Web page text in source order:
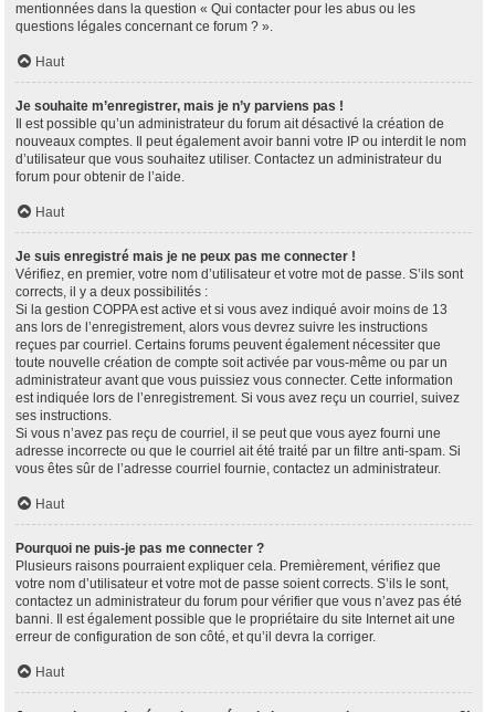
mentionnées dans la question « Qui contacter pour les abus ou les
questions légales concernant ce forum ? ».
Haut
Je souhaite m’enregistrer, mais je n’y parviens pas !
Il est possible qu’un administrateur du forum ait désactivé la création de
nouveaux comptes. Il peut également avoir banni votre IP ou interdit le nom
d’utilisateur que vous souhaitez utiliser. Contactez un administrateur du
forum pour obtenir de l’aide.
Haut
Je suis enregistré mais je ne peux pas me connecter !
Vérifiez, en premier, votre nom d’utilisateur et votre mot de passe. S’ils sont
corrects, il y a deux possibilités :
Si la gestion COPPA est active et si vous avez indiqué avoir moins de 13
ans lors de l’enregistrement, alors vous devrez suivre les instructions
reçues par courriel. Certains forums peuvent également nécessiter que
toute nouvelle création de compte soit activée par vous-même ou par un
administrateur avant que vous puissiez vous connecter. Cette information
est indiquée lors de l’enregistrement. Si vous avez reçu un courriel, suivez
ses instructions.
Si vous n’avez pas reçu de courriel, il se peut que vous ayez fourni une
adresse incorrecte ou que le courriel ait été traité par un filtre anti-spam. Si
vous êtes sûr de l’adresse courriel fournie, contactez un administrateur.
Haut
Pourquoi ne puis-je pas me connecter ?
Plusieurs raisons pourraient expliquer cela. Premièrement, vérifiez que
votre nom d’utilisateur et votre mot de passe soient corrects. S’ils le sont,
contactez un administrateur du forum pour vérifier que vous n’avez pas été
banni. Il est également possible que le propriétaire du site Internet ait une
erreur de configuration de son côté, et qu’il devra la corriger.
Haut